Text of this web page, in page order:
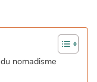
nomadisme